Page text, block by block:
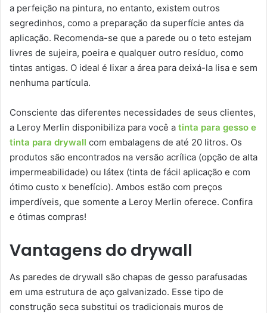
a perfeição na pintura, no entanto, existem outros
segredinhos, como a preparação da superfície antes da
aplicação. Recomenda-se que a parede ou o teto estejam
livres de sujeira, poeira e qualquer outro resíduo, como
tintas antigas. O ideal é lixar a área para deixá-la lisa e sem
nenhuma partícula.
Consciente das diferentes necessidades de seus clientes,
a Leroy Merlin disponibiliza para você a tinta para gesso e
tinta para drywall com embalagens de até 20 litros. Os
produtos são encontrados na versão acrílica (opção de alta
impermeabilidade) ou látex (tinta de fácil aplicação e com
ótimo custo x benefício). Ambos estão com preços
imperdíveis, que somente a Leroy Merlin oferece. Confira
e ótimas compras!
Vantagens do drywall
As paredes de drywall são chapas de gesso parafusadas
em uma estrutura de aço galvanizado. Esse tipo de
construção seca substitui os tradicionais muros de